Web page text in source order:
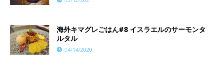
海外キマグレごはん#8 イスラエルのサーモンタ
ルタル
04/14/2020